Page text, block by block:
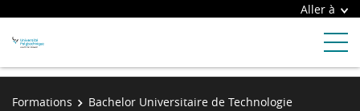
Aller à
Formations
Bachelor Universitaire de Technologie